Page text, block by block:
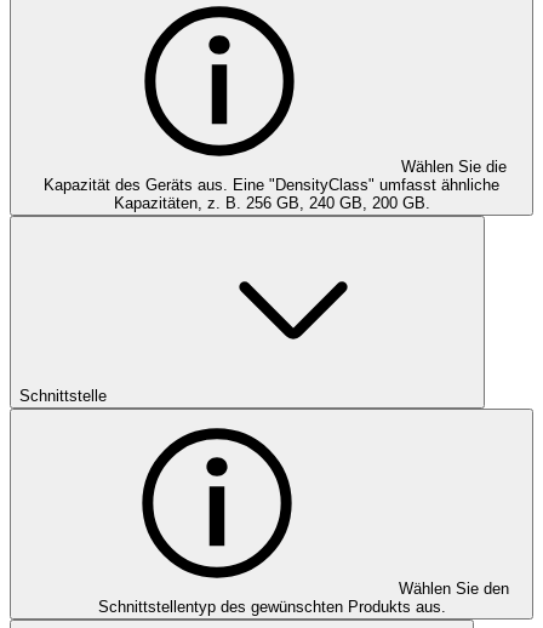
Wählen Sie die
Kapazität des Geräts aus. Eine "DensityClass" umfasst ähnliche
Kapazitäten, z. B. 256 GB, 240 GB, 200 GB.
Schnittstelle
Wählen Sie den
Schnittstellentyp des gewünschten Produkts aus.